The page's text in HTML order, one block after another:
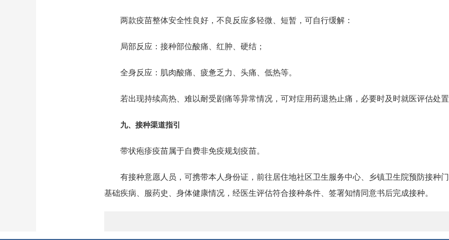
两款疫苗整体安全性良好，不良反应多轻微、短暂，可自行缓解：
局部反应：接种部位酸痛、红肿、硬结；
全身反应：肌肉酸痛、疲惫乏力、头痛、低热等。
若出现持续高热、难以耐受剧痛等异常情况，可对症用药退热止痛，必要时及时就医评估处
九、 接种渠道指引
带状疱疹疫苗属于自费非免疫规划疫苗。
有接种意愿人员，可携带本人身份证，前往居住地社区卫生服务中心、乡镇卫生院预防接种
基础疾病、服药史、身体健康情况，经医生评估符合接种条件、签署知情同意书后完成接种。